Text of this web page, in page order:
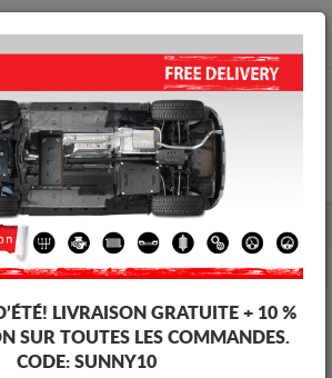
info@protectionsousmoteur.eu
Skoda
Skoda Kodiaq
LIVRAISON GRATUITE + 10 %
SUR TOUTES LES COMMANDES.
CODE: SUNNY10